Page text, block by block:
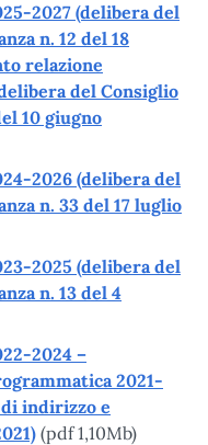
2027 (delibera del
n. 12 del 18
relazione
del Consiglio
10 giugno
2026 (delibera del
n. 33 del 17 luglio
2025 (delibera del
n. 13 del 4
2024 –
2021-
indirizzo e
(pdf 1,10Mb)